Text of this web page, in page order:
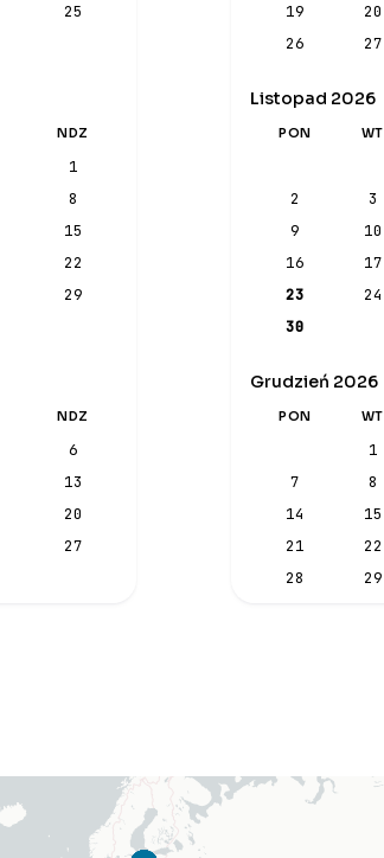
25
NDZ
1
8
15
22
29
NDZ
6
13
20
27
19
20
26
27
Listopad 2026
PON WT
2
3
9
10
16
17
23
24
30
Grudzień 2026
PON WT
1
7
8
14
15
21
22
28
29